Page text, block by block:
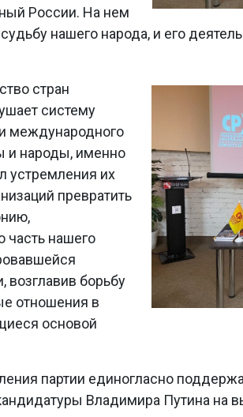
России. На нем
нашего народа, и его
стран
систему
международного
и народы, именно
устремления их
превратить
часть нашего
возглавив борьбу
отношения в
основой
партии единогласно
Владимира Путина на